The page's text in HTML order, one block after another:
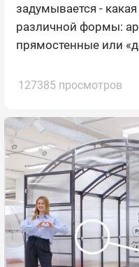
задумывается -
различной формы:
прямостенные или
127385 просмотров